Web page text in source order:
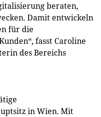
beraten,
Damit entwickeln
für die
fasst Caroline
des Bereichs
in Wien. Mit